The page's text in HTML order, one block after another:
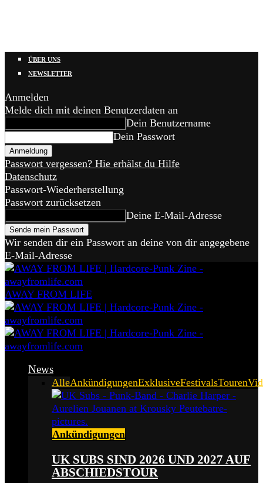
ÜBER UNS
NEWSLETTER
Anmelden
Melde dich mit deinen Benutzerdaten an
Dein Benutzername
Dein Passwort
Passwort vergessen? Hie erhälst du Hilfe
Datenschutz
Passwort-Wiederherstellung
Passwort zurücksetzen
Deine E-Mail-Adresse
Wir senden dir ein Passwort an deine von dir angegebene
E-Mail-Adresse
AWAY FROM LIFE
News
AlleAnkündigungenExklusiveFestivalsTouren
Ankündigungen
UK SUBS SIND 2026 UND 2027 AUF
ABSCHIEDSTOUR